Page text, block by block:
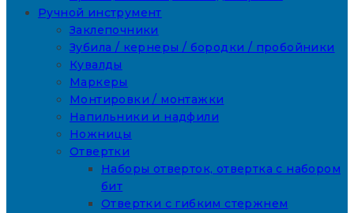
Ручной инструмент
Заклепочники
Зубила / кернеры / бородки / пробойники
Кувалды
Маркеры
Монтировки / монтажки
Напильники и надфили
Ножницы
Отвертки
Наборы отверток, отвертка с набором
бит
Отвертки с гибким стержнем